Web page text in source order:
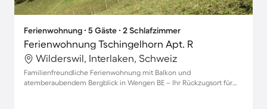
Ferienwohnung ∙ 5 Gäste ∙ 2 Schlafzimmer
Ferienwohnung Tschingelhorn Apt. R
Wilderswil, Interlaken, Schweiz
Familienfreundliche Ferienwohnung mit Balkon und
atemberaubendem Bergblick in Wengen BE – Ihr Rückzugsort für